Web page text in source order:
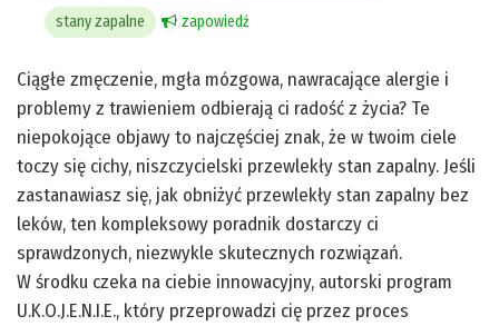
stany zapalne zapowiedź
Ciągłe zmęczenie, mgła mózgowa, nawracające alergie i
problemy z trawieniem odbierają ci radość z życia? Te
niepokojące objawy to najczęściej znak, że w twoim ciele
toczy się cichy, niszczycielski przewlekły stan zapalny. Jeśli
zastanawiasz się, jak obniżyć przewlekły stan zapalny bez
leków, ten kompleksowy poradnik dostarczy ci
sprawdzonych, niezwykle skutecznych rozwiązań.
W środku czeka na ciebie innowacyjny, autorski program
U.K.O.J.E.N.I.E., który przeprowadzi cię przez proces